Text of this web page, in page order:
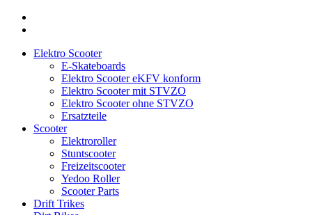
Elektro Scooter
E-Skateboards
Elektro Scooter eKFV konform
Elektro Scooter mit STVZO
Elektro Scooter ohne STVZO
Ersatzteile
Scooter
Elektroroller
Stuntscooter
Freizeitscooter
Yedoo Roller
Scooter Parts
Drift Trikes